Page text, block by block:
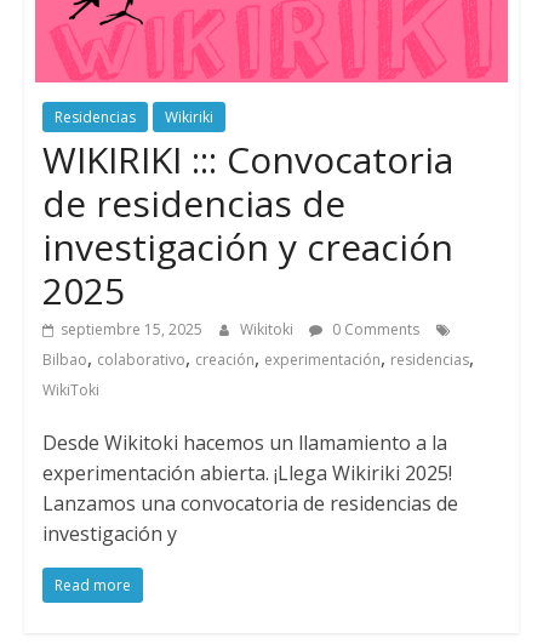
Residencias Wikiriki
WIKIRIKI ::: Convocatoria
de residencias de
investigación y creación
2025
septiembre 15, 2025 Wikitoki
0 Comments
Bilbao, colaborativo, creación, experimentación, residencias,
WikiToki
Desde Wikitoki hacemos un llamamiento a la
experimentación abierta. ¡Llega Wikiriki 2025!
Lanzamos una convocatoria de residencias de
investigación y
Read more